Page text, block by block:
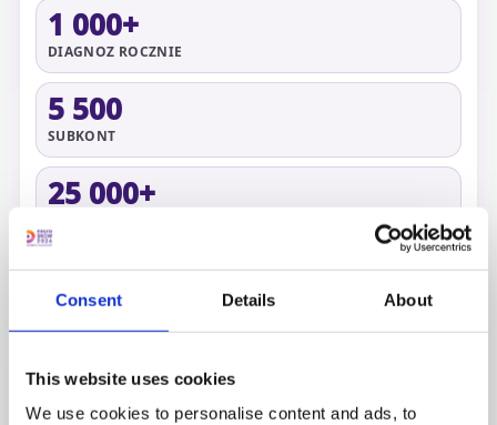
Consent Details About
This website uses cookies
We use cookies to personalise content and ads, to
1 000+
DIAGNOZ ROCZNIE
5 500
SUBKONT
25 000+
1 000+
BEZPŁATNYCH PORAD PRAWNYCH
2 500+
SKLEPÓW Z CICHYMI GODZINAMI